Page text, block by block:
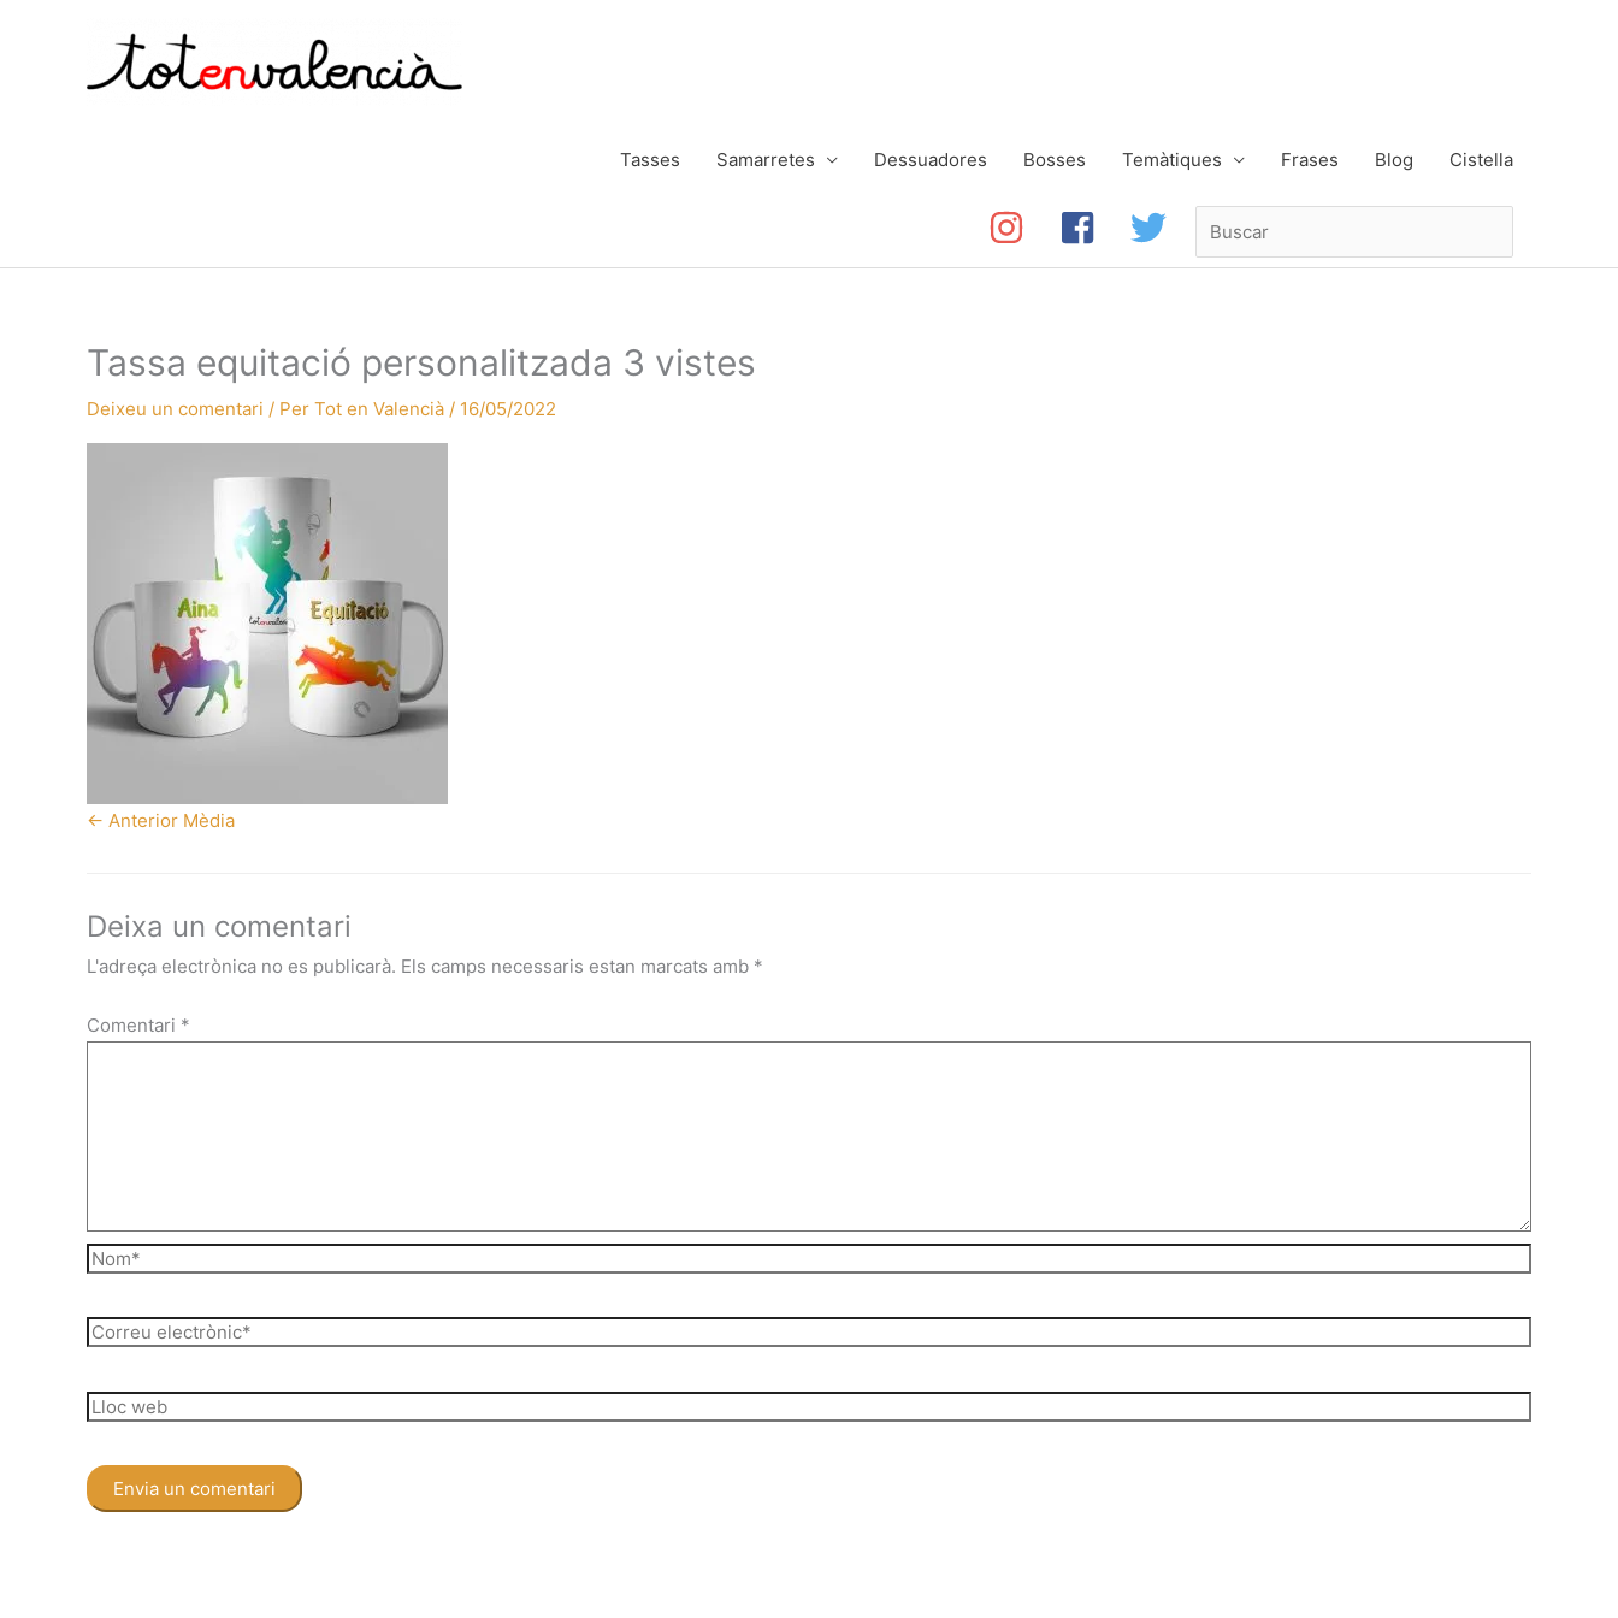
Tasses Samarretes Dessuadores Bosses Temàtiques Frases Blog Cistella
Tassa equitació personalitzada 3 vistes
Deixeu un comentari / Per Tot en Valencià / 16/05/2022
← Anterior Mèdia
Deixa un comentari
L'adreça electrònica no es publicarà. Els camps necessaris estan marcats amb *
Comentari *
Nom*
Correu
Lloc